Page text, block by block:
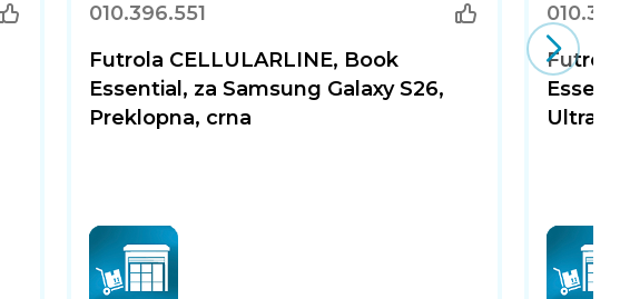
010.396.551
Futrola CELLULARLINE, Book
Essential, za Samsung Galaxy S26,
Preklopna, crna
Ultra,